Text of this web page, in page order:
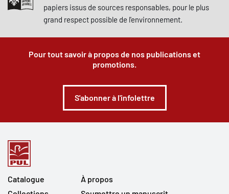
papiers issus de sources responsables, pour le plus
grand respect possible de l'environnement.
Pour tout savoir à propos de nos publications et
promotions.
S'abonner à l'infolettre
Catalogue
À propos